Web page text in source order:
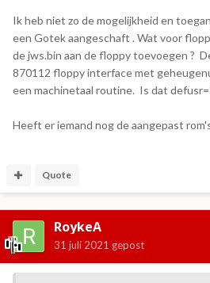
Dat moet met een
P2000. Daarvan kan ik je voorzien
(na de transfer van het BIN-
Ik heb niet zo de mogelijkheid en
een Gotek aangeschaft . Wat voor
de jws.bin aan de floppy toevoegen ?
870112 floppy interface met
een machinetaal routine. Is dat
Heeft er iemand nog de aangepast
Quote
RoykeA
31 juli 2021 gepost